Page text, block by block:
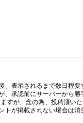
、表示されるまで数日程要
、承認前にサーバーから
すが、念の為、投稿頂い
トが掲載されない場合は